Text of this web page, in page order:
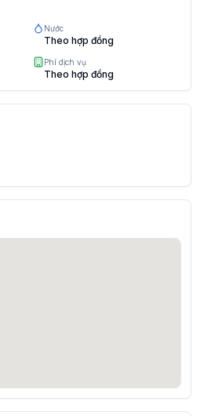
Nước
Theo hợp đồng
Phí dịch vụ
Theo hợp đồng